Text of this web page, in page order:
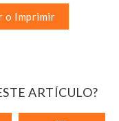
o Imprimir
ARTÍCULO?